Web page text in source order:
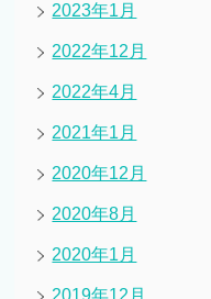
2023年1月
2022年12月
2022年4月
2021年1月
2020年12月
2020年8月
2020年1月